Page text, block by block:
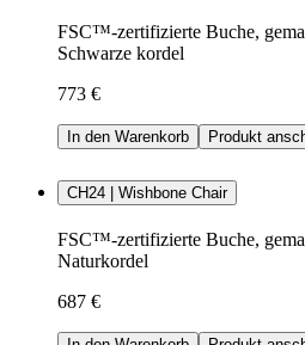
FSC™-zertifizierte Buche,
Schwarze kordel
773 €
In den Warenkorb Produkt
CH24 | Wishbone Chair
FSC™-zertifizierte Buche,
Naturkordel
687 €